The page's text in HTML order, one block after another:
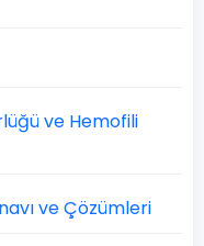
ve Hemofili
ve Çözümleri